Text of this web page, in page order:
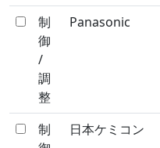
制
御
/
調
整
Panasonic
制
日本ケミコン